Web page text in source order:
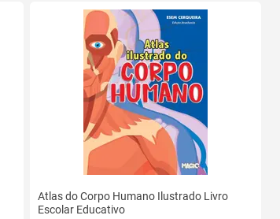
Atlas do Corpo Humano Ilustrado Livro
Escolar Educativo